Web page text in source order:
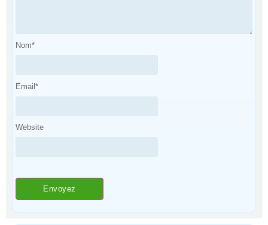
Nom*
Email*
Website